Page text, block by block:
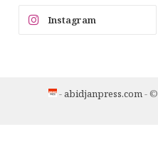
Instagram
- abidjanpress.com- ©